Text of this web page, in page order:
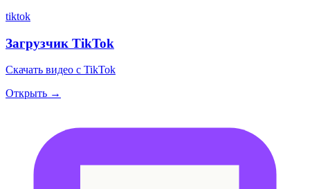
tiktok
Загрузчик TikTok
Скачать видео с TikTok
Открыть →